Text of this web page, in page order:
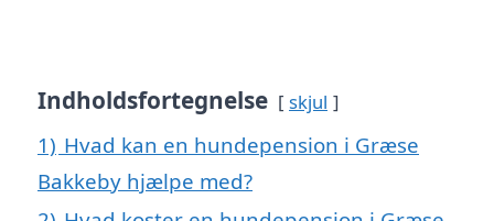
Indholdsfortegnelse skjul
1) Hvad kan en hundepension i Græse
Bakkeby hjælpe med?